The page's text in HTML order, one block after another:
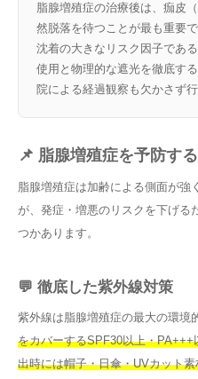
脂腺増殖症の治療後は、痂皮
然脱落を待つことが最も重要
沈着の大きなリスク因子であ
使用と物理的な遮光を徹底す
院による経過観察も欠かさず行
📌 脂腺増殖症を予防す
脂腺増殖症は加齢による側面が強
が、発症・増悪のリスクを下げる
つかあります。
💬 徹底した紫外線対策
紫外線は脂腺増殖症の最大の環境
をカバーするSPF30以上・
出時には帽子・日傘・UVカット